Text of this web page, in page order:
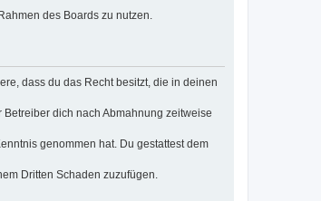
des Boards zu nutzen.
dass du das Recht besitzt, die in deinen
dich nach Abmahnung zeitweise
genommen hat. Du gestattest dem
Dritten Schaden zuzufügen.